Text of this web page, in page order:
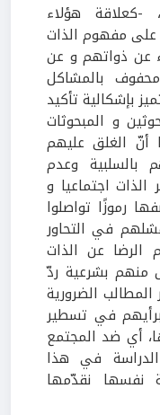
-كعلاقة هؤلاء
على مفهوم الذات
عن ذواتهم و عن
بالمشاكل
بإشكالية تأكيد
و المبحوثات
أنّ الغلق عليهم
بالسلبية وعدم
اجتماعيا و
رموزًا تواصلوا
في التحاور
الرضا عن الذات
منهم بشرعية ردّ
الضرورية
في تسطير
أي ضد المجتمع
في هذا
نفسها نقدّمها